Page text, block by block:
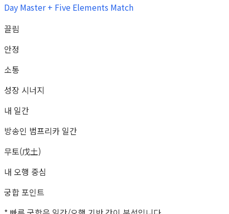
Day Master + Five Elements Match
끌림
안정
소통
성장 시너지
내 일간
방송인 범프리카 일간
무토(戊土)
내 오행 중심
궁합 포인트